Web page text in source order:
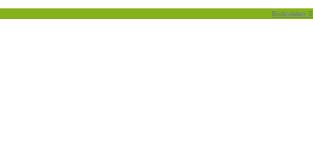
Biolovision